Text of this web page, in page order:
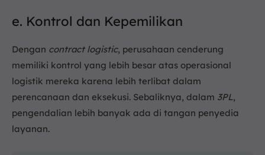
e. Kontrol dan Kepemilikan
Dengan contract logistic, perusahaan cenderung
memiliki kontrol yang lebih besar atas operasional
logistik mereka karena lebih terlibat dalam
perencanaan dan eksekusi. Sebaliknya, dalam 3PL,
pengendalian lebih banyak ada di tangan penyedia
layanan.